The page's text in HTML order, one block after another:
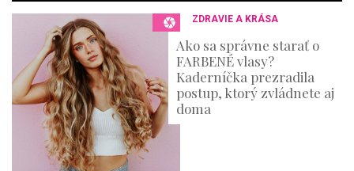
o
n
d
ZDRAVIE A KRÁSA
Ako sa správne starať o
FARBENÉ vlasy?
Kaderníčka prezradila
postup, ktorý zvládnete aj
doma